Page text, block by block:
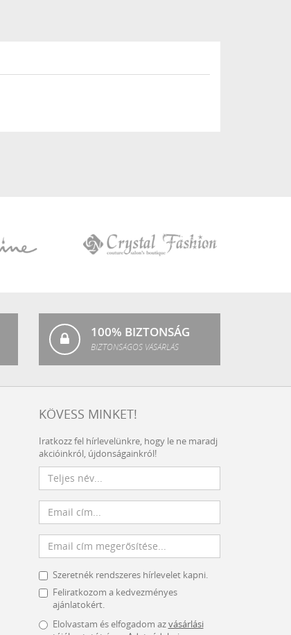
100% BIZTONSÁG
BIZTONSÁGOS VÁSÁRLÁS
KÖVESS MINKET!
Iratkozz fel hírlevelünkre, hogy le ne maradj
akcióinkról, újdonságainkról!
Szeretnék rendszeres hírlevelet kapni.
Feliratkozom a kedvezményes
ajánlatokért.
Elolvastam és elfogadom azvásárlási